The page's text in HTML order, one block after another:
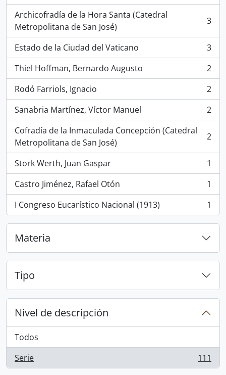
Archicofradía de la Hora Santa (Catedral
Metropolitana de San José)
, 3 resultados 3
Estado de la Ciudad del Vaticano
, 3 resultados
3
Thiel Hoffman, Bernardo Augusto
, 2 resultados
2
Rodó Farriols, Ignacio
, 2 resultados
2
Sanabria Martínez, Víctor Manuel
, 2 resultados
2
Cofradía de la Inmaculada Concepción (Catedral
Metropolitana de San José)
, 2 resultados 2
Stork Werth, Juan Gaspar
, 1 resultados
1
Castro Jiménez, Rafael Otón
, 1 resultados
1
I Congreso Eucarístico Nacional (1913)
, 1 resultados 1
Materia
Tipo
Nivel de descripción
Todos
Serie
, 111 resultados 111